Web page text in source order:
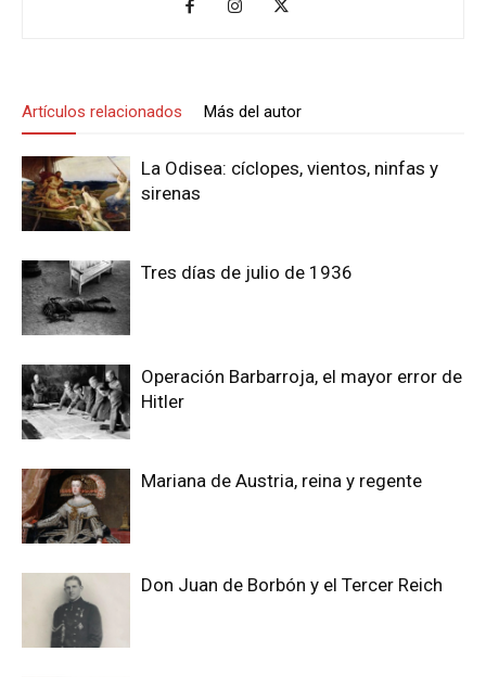
Artículos relacionados Más del autor
La Odisea: cíclopes, vientos, ninfas y
sirenas
Tres días de julio de 1936
Operación Barbarroja, el mayor error de
Hitler
Mariana de Austria, reina y regente
Don Juan de Borbón y el Tercer Reich